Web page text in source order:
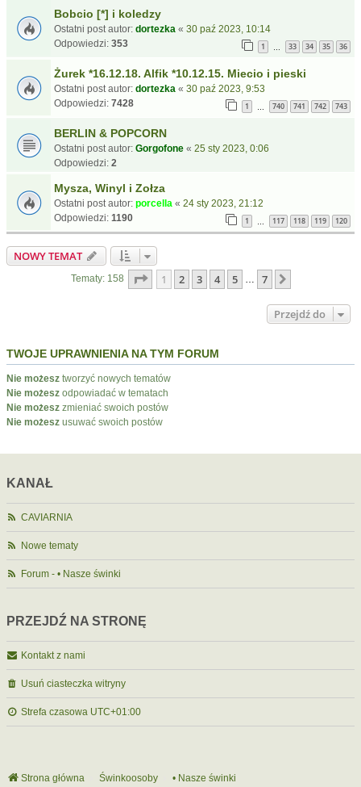
Bobcio [*] i koledzy
Ostatni post autor: dortezka « 30 paź 2023, 10:14
Odpowiedzi: 353 1 33 34 35 36
Żurek *16.12.18. Alfik *10.12.15. Miecio i pieski
Ostatni post autor: dortezka « 30 paź 2023, 9:53
Odpowiedzi: 7428 1 740 741 742 743
BERLIN & POPCORN
Ostatni post autor: Gorgofone « 25 sty 2023, 0:06
Odpowiedzi: 2
Mysza, Winyl i Zołza
Ostatni post autor: porcella « 24 sty 2023, 21:12
Odpowiedzi: 1190 1 117 118 119 120
NOWY TEMAT
Tematy: 158 Strona1 z7
1 2 3 4 5 … 7
Przejdź do
TWOJE UPRAWNIENIA NA TYM FORUM
Nie możesz tworzyć nowych tematów
Nie możesz odpowiadać w tematach
Nie możesz zmieniać swoich postów
Nie możesz usuwać swoich postów
KANAŁ
CAVIARNIA
Nowe tematy
Forum - • Nasze świnki
PRZEJDŹ NA STRONĘ
Kontakt z nami
Usuń ciasteczka witryny
Strefa czasowa UTC+01:00
Strona główna Świnkoosoby • Nasze świnki